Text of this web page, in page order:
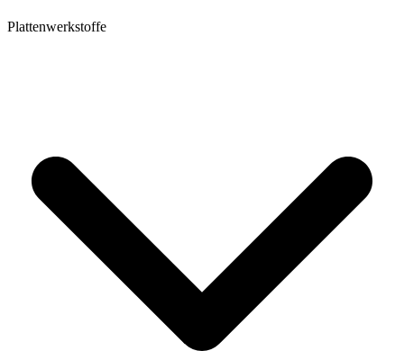
Plattenwerkstoffe